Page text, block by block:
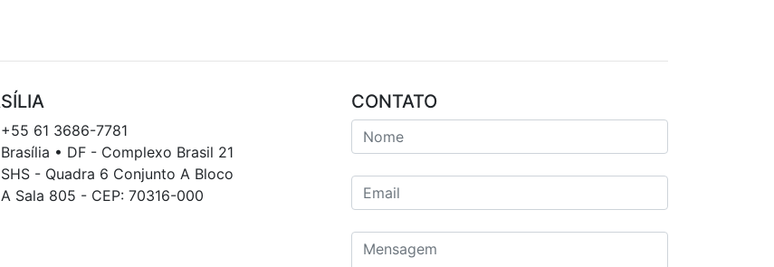
+55 61 3686-7781
Brasília • DF - Complexo Brasil 21
SHS - Quadra 6 Conjunto A Bloco
A Sala 805 - CEP: 70316-000
CONTATO